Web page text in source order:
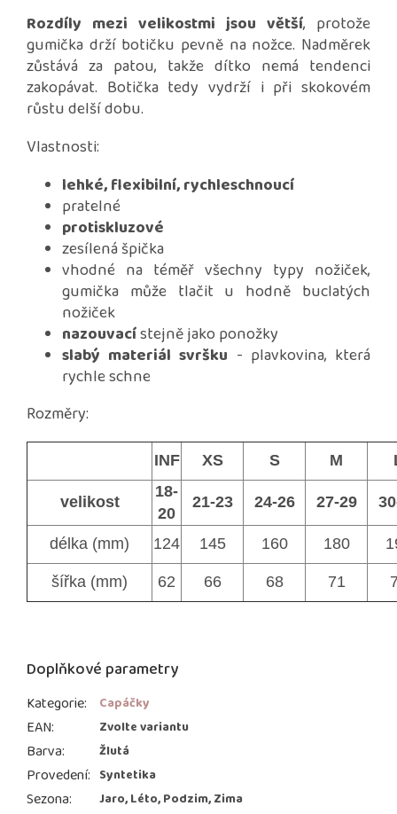
Rozdíly mezi velikostmi jsou větší, protože
gumička drží botičku pevně na nožce. Nadměrek
zůstává za patou, takže dítko nemá tendenci
zakopávat. Botička tedy vydrží i při skokovém
růstu delší dobu.
Vlastnosti:
lehké, flexibilní, rychleschnoucí
pratelné
protiskluzové
zesílená špička
vhodné na téměř všechny typy nožiček,
gumička může tlačit u hodně buclatých
nožiček
nazouvacístejně jako ponožky
slabý materiál svršku - plavkovina, která
rychle schne
Rozměry:
INF XS S M
velikost
18-
20
21-23 24-26 27-29
délka (mm) 124 145 160 180
šířka (mm) 62 66 68 71
Doplňkové parametry
Kategorie: Capáčky
EAN: Zvolte variantu
Barva: Žlutá
Provedení: Syntetika
Sezona: Jaro, Léto, Podzim, Zima